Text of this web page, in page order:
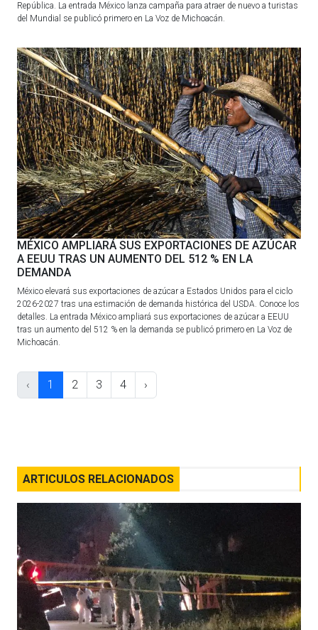
República. La entrada México lanza campaña para atraer de nuevo a turistas
del Mundial se publicó primero en La Voz de Michoacán.
MÉXICO AMPLIARÁ SUS EXPORTACIONES DE AZÚCAR
A EEUU TRAS UN AUMENTO DEL 512 % EN LA
DEMANDA
México elevará sus exportaciones de azúcar a Estados Unidos para el ciclo
2026-2027 tras una estimación de demanda histórica del USDA. Conoce los
detalles. La entrada México ampliará sus exportaciones de azúcar a EEUU
tras un aumento del 512 % en la demanda se publicó primero en La Voz de
Michoacán.
‹ 1 2 3 4 ›
ARTICULOS RELACIONADOS